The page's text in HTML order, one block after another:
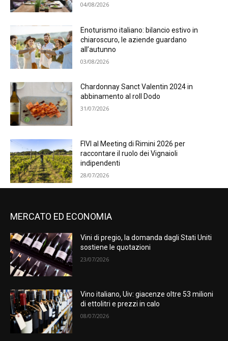
04/08/2026
Enoturismo italiano: bilancio estivo in
chiaroscuro, le aziende guardano
all’autunno
03/08/2026
Chardonnay Sanct Valentin 2024 in
abbinamento al roll Dodo
31/07/2026
FIVI al Meeting di Rimini 2026 per
raccontare il ruolo dei Vignaioli
indipendenti
28/07/2026
MERCATO ED ECONOMIA
Vini di pregio, la domanda dagli Stati Uniti
sostiene le quotazioni
23/07/2026
Vino italiano, Uiv: giacenze oltre 53 milioni
di ettolitri e prezzi in calo
08/07/2026